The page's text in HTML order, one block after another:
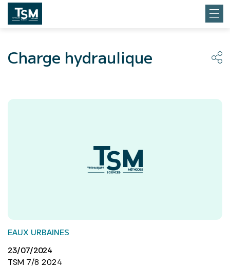
Charge hydraulique
EAUX URBAINES
23/07/2024
TSM 7/8 2024